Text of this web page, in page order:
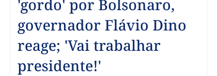
'gordo' por Bolsonaro,
governador Flávio Dino
reage; 'Vai trabalhar
presidente!'